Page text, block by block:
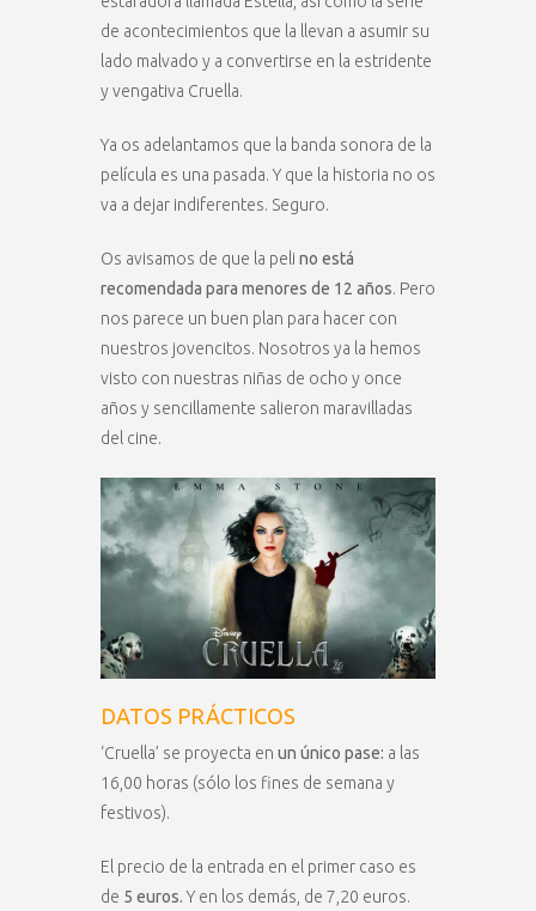
de acontecimientos que la llevan a asumir su
lado malvado y a convertirse en la estridente
y vengativa Cruella.
Ya os adelantamos que la banda sonora de la
película es una pasada. Y que la historia no os
va a dejar indiferentes. Seguro.
Os avisamos de que la peli no está
recomendada para menores de 12 años. Pero
nos parece un buen plan para hacer con
nuestros jovencitos. Nosotros ya la hemos
visto con nuestras niñas de ocho y once
años y sencillamente salieron maravilladas
del cine.
DATOS PRÁCTICOS
‘Cruella’ se proyecta en un único pase: a las
16,00 horas (sólo los fines de semana y
festivos).
El precio de la entrada en el primer caso es
de 5 euros. Y en los demás, de 7,20 euros.